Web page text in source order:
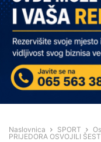
Naslovnica SPORT
PRIJEDORA OSVOJILI